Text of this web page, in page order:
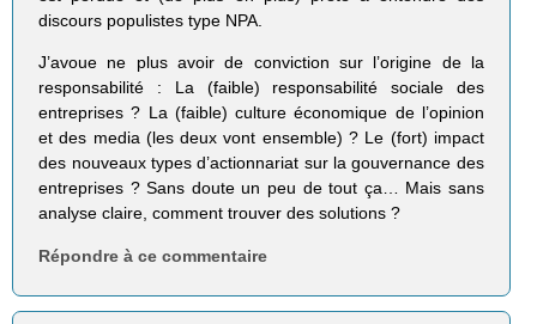
discours populistes type NPA.
J’avoue ne plus avoir de conviction sur l’origine de la
responsabilité : La (faible) responsabilité sociale des
entreprises ? La (faible) culture économique de l’opinion
et des media (les deux vont ensemble) ? Le (fort) impact
des nouveaux types d’actionnariat sur la gouvernance des
entreprises ? Sans doute un peu de tout ça… Mais sans
analyse claire, comment trouver des solutions ?
Répondre à ce commentaire